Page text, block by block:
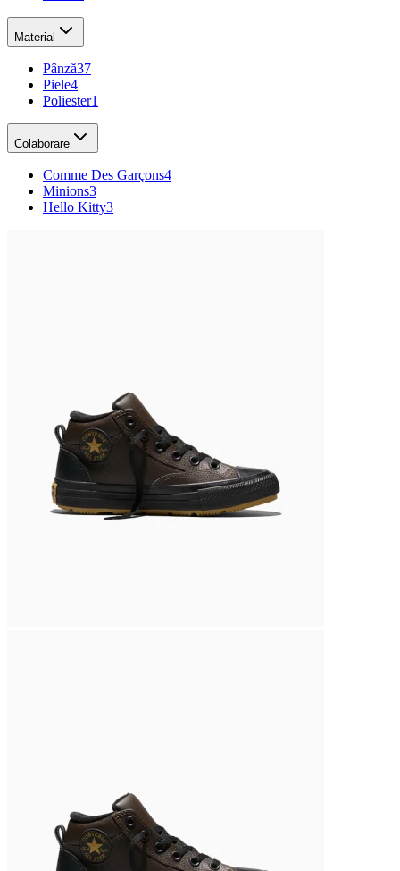
Material
Pânză37
Piele4
Poliester1
Colaborare
Comme Des Garçons4
Minions3
Hello Kitty3